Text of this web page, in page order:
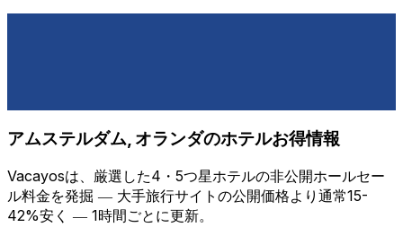
アムステルダム, オランダのホテルお得情報
Vacayosは、厳選した4・5つ星ホテルの非公開ホールセー
ル料金を発掘 ― 大手旅行サイトの公開価格より通常15-
42%安く ― 1時間ごとに更新。